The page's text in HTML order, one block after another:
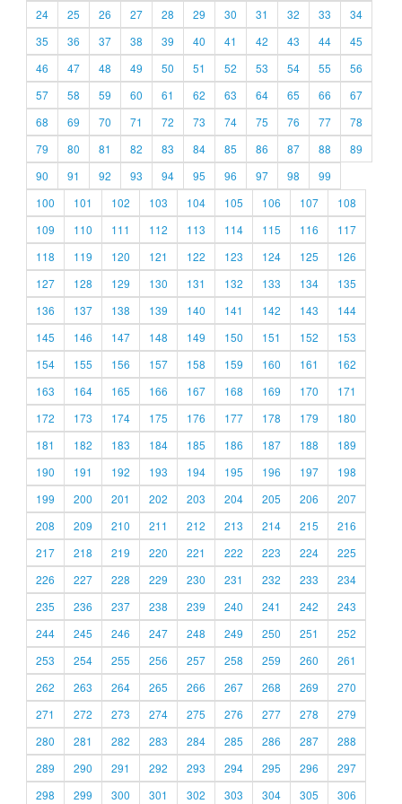
24 25 26 27 28 29 30 31 32 33
34
35
36 37 38 39 40 41 42 43 44
45
46
47 48 49 50 51 52 53 54 55
56
57
58 59 60 61 62 63 64 65 66
67
68
69 70 71 72 73 74 75 76 77
78
79
80 81 82 83 84 85 86 87 88
89
90
91 92 93 94 95 96 97 98
99
100
101 102 103 104 105 106 107
108
109
110 111 112 113 114 115 116
117
118
119 120 121 122 123 124 125
126
127
128 129 130 131 132 133 134
135
136
137 138 139 140 141 142 143
144
145
146 147 148 149 150 151 152
153
154
155 156 157 158 159 160 161
162
163
164 165 166 167 168 169 170
171
172
173 174 175 176 177 178 179
180
181
182 183 184 185 186 187 188
189
190
191 192 193 194 195 196 197
198
199
200 201 202 203 204 205 206
207
208
209 210 211 212 213 214 215
216
217
218 219 220 221 222 223 224
225
226
227 228 229 230 231 232 233
234
235
236 237 238 239 240 241 242
243
244
245 246 247 248 249 250 251
252
253
254 255 256 257 258 259 260
261
262
263 264 265 266 267 268 269
270
271
272 273 274 275 276 277 278
279
280
281 282 283 284 285 286 287
288
289
290 291 292 293 294 295 296
297
298
299 300 301 302 303 304 305 306